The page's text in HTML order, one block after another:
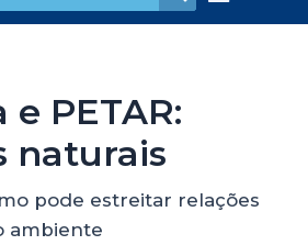
e PETAR:
naturais
pode estreitar relações
ambiente